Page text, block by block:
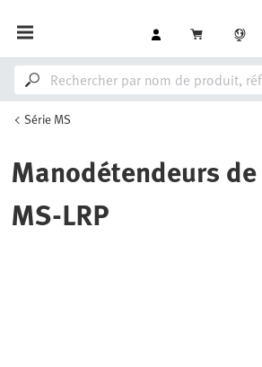
Série MS
Manodétendeurs
MS-LRP